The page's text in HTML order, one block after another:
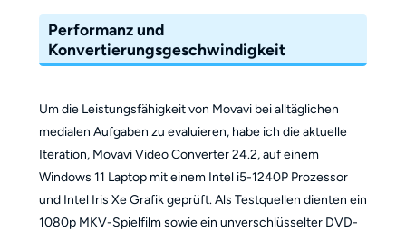
Performanz und
Konvertierungsgeschwindigkeit
Um die Leistungsfähigkeit von Movavi bei alltäglichen
medialen Aufgaben zu evaluieren, habe ich die aktuelle
Iteration, Movavi Video Converter 24.2, auf einem
Windows 11 Laptop mit einem Intel i5-1240P Prozessor
und Intel Iris Xe Grafik geprüft. Als Testquellen dienten ein
1080p MKV-Spielfilm sowie ein unverschlüsselter DVD-